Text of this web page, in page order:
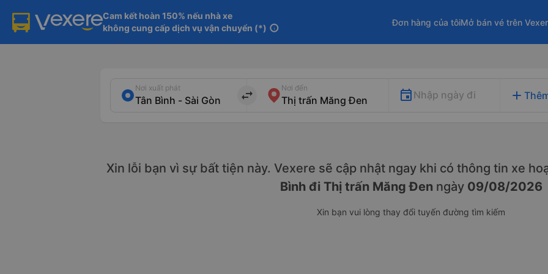
Cam kết hoàn 150% nếu nhà xe
không cung cấp dịch vụ vận chuyển (*) info
Đơn hàng của tôiMở bán vé trên
Nơi xuất phát
import_export
Nơi đến
Nhập ngày đi add
Xin lỗi bạn vì sự bất tiện này. Vexere sẽ cập nhật ngay khi có thông tin xe
Bình đi Thị trấn Măng Đen ngày 09/08/2026
Xin bạn vui lòng thay đổi tuyến đường tìm kiếm